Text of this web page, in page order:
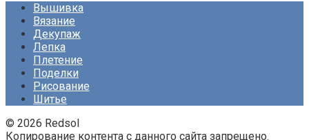
Вышивка
Вязание
Декупаж
Лепка
Плетение
Поделки
Рисование
Шитье
© 2026 Redsol
Копирование контента с данного сайта запрещено.